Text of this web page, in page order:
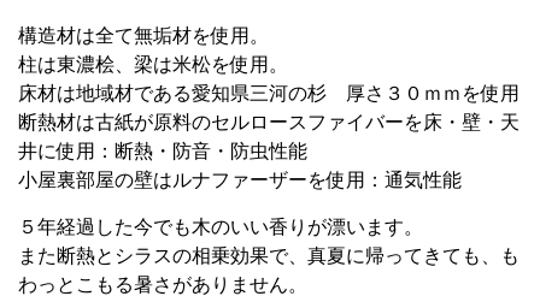
構造材は全て無垢材を使用。
柱は東濃桧、梁は米松を使用。
床材は地域材である愛知県三河の杉 厚さ３０ｍｍを使用
断熱材は古紙が原料のセルロースファイバーを床・壁・天
井に使用：断熱・防音・防虫性能
小屋裏部屋の壁はルナファーザーを使用：通気性能
５年経過した今でも木のいい香りが漂います。
また断熱とシラスの相乗効果で、真夏に帰ってきても、も
わっとこもる暑さがありません。